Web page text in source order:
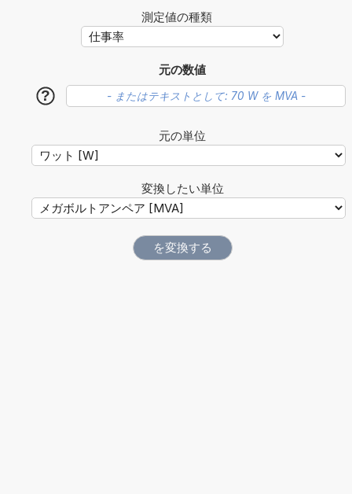
測定値の種類
元の数値
?
元の単位
変換したい単位